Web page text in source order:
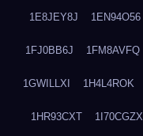
1E8JEY8J 1EN94O56
1FJ0BB6J 1FM8AVFQ
1GWILLXI 1H4L4ROK
1HR93CXT 1I70CGZX